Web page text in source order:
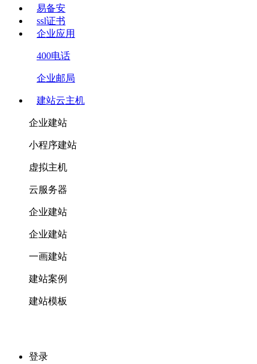
易备安
ssl证书
企业应用
400电话
企业邮局
建站云主机
企业建站
小程序建站
虚拟主机
云服务器
企业建站
企业建站
一画建站
建站案例
建站模板
登录